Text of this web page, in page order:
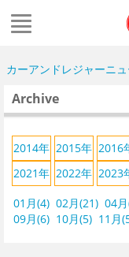
カーアンドレジャーニュ
Archive
2014年 2015年 2016
2021年 2022年 2023
01月(4) 02月(21) 04
09月(6) 10月(5) 11月